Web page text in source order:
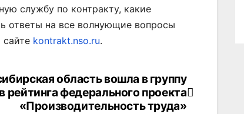
службу по контракту, какие
ответы на все волнующие вопросы
сайте kontrakt.nso.ru.
область вошла в группу
рейтинга федерального проекта
«Производительность труда»